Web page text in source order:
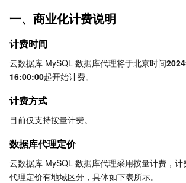
自动化助手
云原生分布式云中心
专属可用区
API 网关
注册配置治理
云函数
基础存储服务
对象存储
文件存储
云 HDFS
数据加速器 GooseFS
存储数据服务
日志服务
智能媒资托管
关系型数据库
云数据库 MariaDB
云数据库 PostgreSQL
TDSQL-C MySQL 版
TDSQL MySQL 版
NoSQL 数据库
腾讯云分布式缓存数据库（兼容 Redis）
数据库 SaaS 服务
数据库代理费用公式
老客户优惠活动
新客户优惠活动
三、账单说明
一、商业化计费说明
计费时间
云数据库 MySQL 数据库代理将于北京时间
16:00:00起开始计费。
计费方式
目前仅支持按量计费。
数据库代理定价
云数据库 MySQL 数据库代理采用按量计费，
代理定价有地域区分，具体如下表所示。